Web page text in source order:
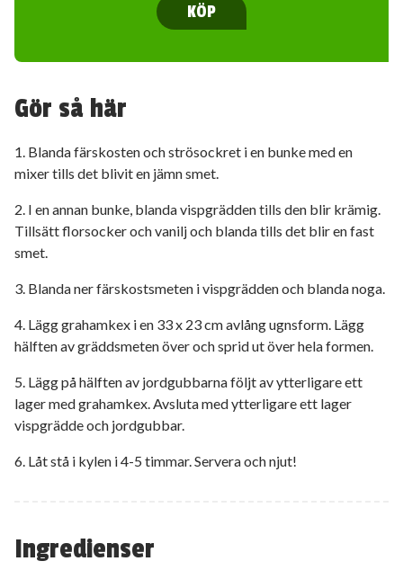
Ingredienser
KÖP
Gör så här
1. Blanda färskosten och strösockret i en bunke med en
mixer tills det blivit en jämn smet.
2. I en annan bunke, blanda vispgrädden tills den blir krämig.
Tillsätt florsocker och vanilj och blanda tills det blir en fast
smet.
3. Blanda ner färskostsmeten i vispgrädden och blanda noga.
4. Lägg grahamkex i en 33 x 23 cm avlång ugnsform. Lägg
hälften av gräddsmeten över och sprid ut över hela formen.
5. Lägg på hälften av jordgubbarna följt av ytterligare ett
lager med grahamkex. Avsluta med ytterligare ett lager
vispgrädde och jordgubbar.
6. Låt stå i kylen i 4-5 timmar. Servera och njut!